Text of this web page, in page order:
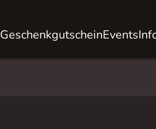
GeschenkgutscheinEvents